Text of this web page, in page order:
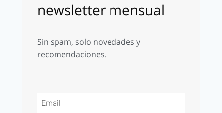
newsletter mensual
Sin spam, solo novedades y
recomendaciones.